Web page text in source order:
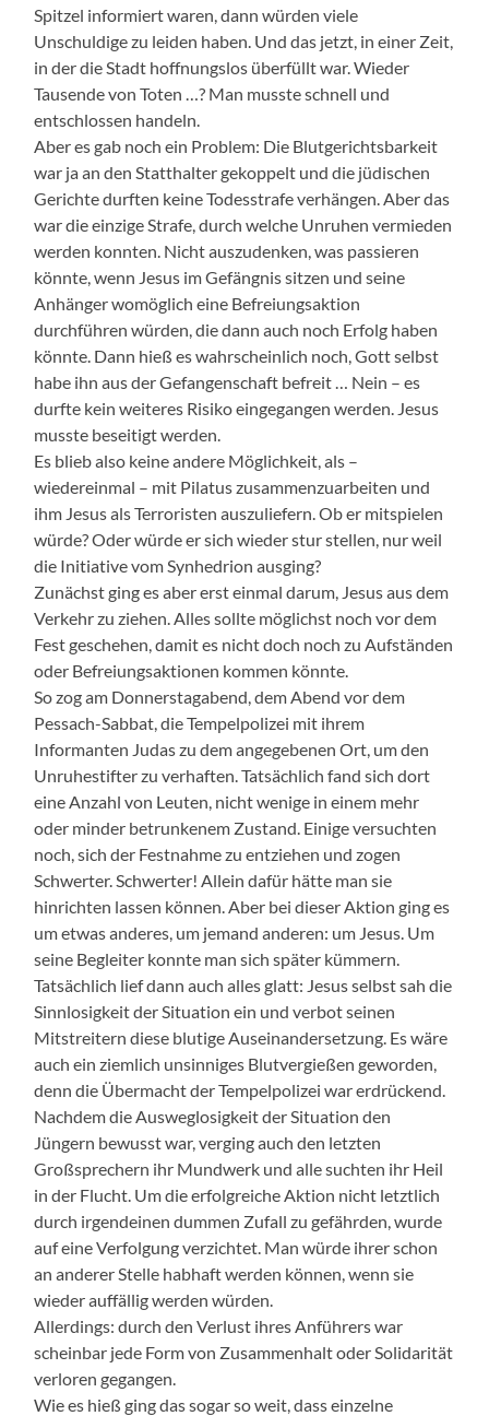
Spitzel informiert waren, dann würden viele
Unschuldige zu leiden haben. Und das jetzt, in einer Zeit,
in der die Stadt hoffnungslos überfüllt war. Wieder
Tausende von Toten …? Man musste schnell und
entschlossen handeln.
Aber es gab noch ein Problem: Die Blutgerichtsbarkeit
war ja an den Statthalter gekoppelt und die jüdischen
Gerichte durften keine Todesstrafe verhängen. Aber das
war die einzige Strafe, durch welche Unruhen vermieden
werden konnten. Nicht auszudenken, was passieren
könnte, wenn Jesus im Gefängnis sitzen und seine
Anhänger womöglich eine Befreiungsaktion
durchführen würden, die dann auch noch Erfolg haben
könnte. Dann hieß es wahrscheinlich noch, Gott selbst
habe ihn aus der Gefangenschaft befreit … Nein – es
durfte kein weiteres Risiko eingegangen werden. Jesus
musste beseitigt werden.
Es blieb also keine andere Möglichkeit, als –
wiedereinmal – mit Pilatus zusammenzuarbeiten und
ihm Jesus als Terroristen auszuliefern. Ob er mitspielen
würde? Oder würde er sich wieder stur stellen, nur weil
die Initiative vom Synhedrion ausging?
Zunächst ging es aber erst einmal darum, Jesus aus dem
Verkehr zu ziehen. Alles sollte möglichst noch vor dem
Fest geschehen, damit es nicht doch noch zu Aufständen
oder Befreiungsaktionen kommen könnte.
So zog am Donnerstagabend, dem Abend vor dem
Pessach-Sabbat, die Tempelpolizei mit ihrem
Informanten Judas zu dem angegebenen Ort, um den
Unruhestifter zu verhaften. Tatsächlich fand sich dort
eine Anzahl von Leuten, nicht wenige in einem mehr
oder minder betrunkenem Zustand. Einige versuchten
noch, sich der Festnahme zu entziehen und zogen
Schwerter. Schwerter! Allein dafür hätte man sie
hinrichten lassen können. Aber bei dieser Aktion ging es
um etwas anderes, um jemand anderen: um Jesus. Um
seine Begleiter konnte man sich später kümmern.
Tatsächlich lief dann auch alles glatt: Jesus selbst sah die
Sinnlosigkeit der Situation ein und verbot seinen
Mitstreitern diese blutige Auseinandersetzung. Es wäre
auch ein ziemlich unsinniges Blutvergießen geworden,
denn die Übermacht der Tempelpolizei war erdrückend.
Nachdem die Ausweglosigkeit der Situation den
Jüngern bewusst war, verging auch den letzten
Großsprechern ihr Mundwerk und alle suchten ihr Heil
in der Flucht. Um die erfolgreiche Aktion nicht letztlich
durch irgendeinen dummen Zufall zu gefährden, wurde
auf eine Verfolgung verzichtet. Man würde ihrer schon
an anderer Stelle habhaft werden können, wenn sie
wieder auffällig werden würden.
Allerdings: durch den Verlust ihres Anführers war
scheinbar jede Form von Zusammenhalt oder Solidarität
verloren gegangen.
Wie es hieß ging das sogar so weit, dass einzelne